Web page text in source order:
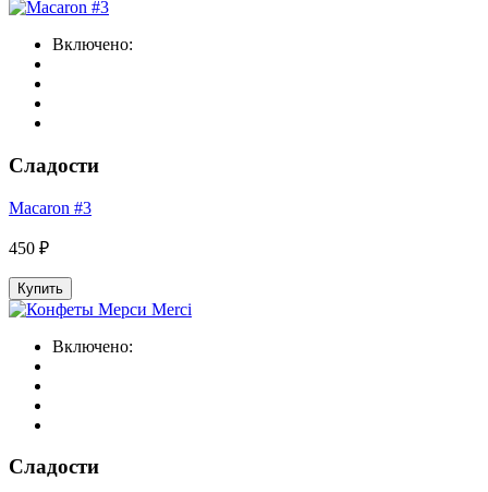
Включено:
Сладости
Macaron #3
450 ₽
Купить
Включено:
Сладости